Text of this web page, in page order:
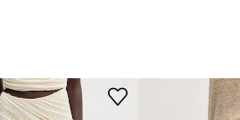
Modna marka